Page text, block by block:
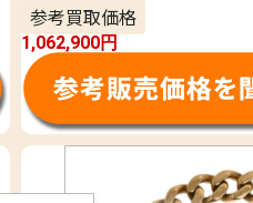
参考買取価格
1,062,900円